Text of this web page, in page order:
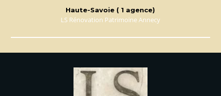
Haute-Savoie ( 1 agence)
LS Rénovation Patrimoine Annecy